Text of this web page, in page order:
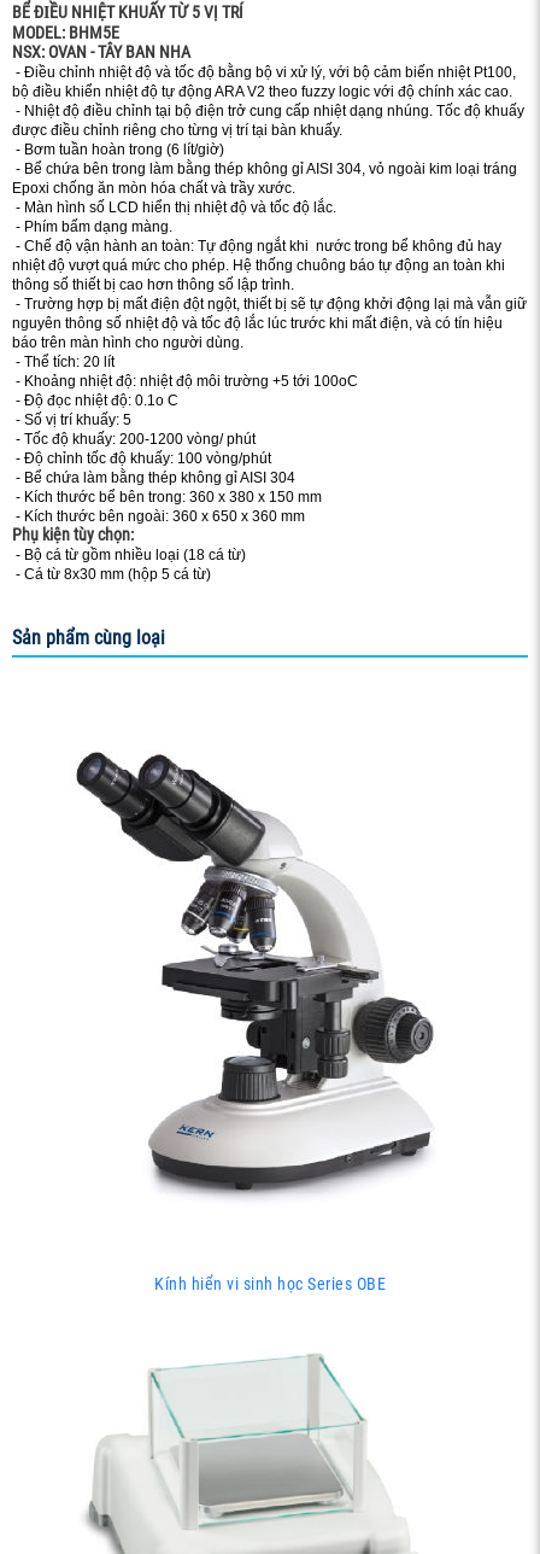
BỂ ĐIỀU NHIỆT KHUẤY TỪ 5 VỊ TRÍ
MODEL: BHM5E
NSX: OVAN - TÂY BAN NHA
- Điều chỉnh nhiệt độ và tốc độ bằng bộ vi xử lý, với bộ cảm biến nhiệt Pt100,
bộ điều khiển nhiệt độ tự động ARA V2 theo fuzzy logic với độ chính xác cao.
- Nhiệt độ điều chỉnh tại bộ điện trở cung cấp nhiệt dạng nhúng. Tốc độ khuấy
được điều chỉnh riêng cho từng vị trí tại bàn khuấy.
- Bơm tuần hoàn trong (6 lít/giờ)
- Bể chứa bên trong làm bằng thép không gỉ AISI 304, vỏ ngoài kim loại tráng
Epoxi chống ăn mòn hóa chất và trầy xước.
- Màn hình số LCD hiển thị nhiệt độ và tốc độ lắc.
- Phím bấm dạng màng.
- Chế độ vận hành an toàn: Tự động ngắt khi nước trong bể không đủ hay
nhiệt độ vượt quá mức cho phép. Hệ thống chuông báo tự động an toàn khi
thông số thiết bị cao hơn thông số lập trình.
- Trường hợp bị mất điện đột ngột, thiết bị sẽ tự động khởi động lại mà vẫn giữ
nguyên thông số nhiệt độ và tốc độ lắc lúc trước khi mất điện, và có tín hiệu
báo trên màn hình cho người dùng.
- Thể tích: 20 lít
- Khoảng nhiệt độ: nhiệt độ môi trường +5 tới 100oC
- Độ đọc nhiệt độ: 0.1o C
- Số vị trí khuấy: 5
- Tốc độ khuấy: 200-1200 vòng/ phút
- Độ chỉnh tốc độ khuấy: 100 vòng/phút
- Bể chứa làm bằng thép không gỉ AISI 304
- Kích thước bể bên trong: 360 x 380 x 150 mm
- Kích thước bên ngoài: 360 x 650 x 360 mm
Phụ kiện tùy chọn:
- Bộ cá từ gồm nhiều loại (18 cá từ)
- Cá từ 8x30 mm (hộp 5 cá từ)
Sản phẩm cùng loại
Kính hiển vi sinh học Series OBE